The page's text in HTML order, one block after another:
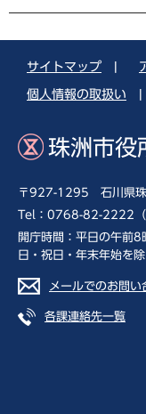
サイトマップ
個人情報の取扱い
珠洲市役
〒927-1295 石川県珠
Tel：0768-82-2222（
開庁時間：平日の午前
日・祝日・年末年始を除
メールでのお問い
各課連絡先一覧